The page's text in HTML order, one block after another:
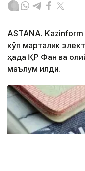
ASTANA.
кўп марталик
ҳақда ҚР Фан ва
маълум қилди.